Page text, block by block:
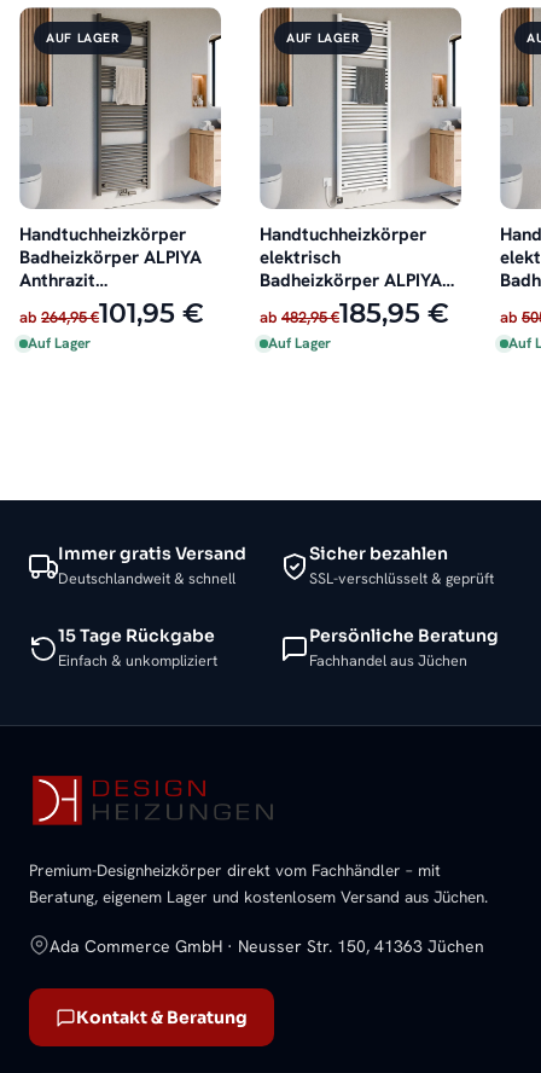
AUF LAGER
Handtuchheizkörper
Badheizkörper ALPIYA
Anthrazit
Mittelanschluss
ab 264,95 €101,95 €
Auf Lager
AUF LAGER
Handtuchheizkörper
elektrisch
Badheizkörper ALPIYA
Weiß inkl. Heizstab
ab 482,95 €185,95 €
Auf Lager
ab
Auf
Immer gratis Versand
Deutschlandweit & schnell
Sicher bezahlen
SSL-verschlüsselt & geprüft
15 Tage Rückgabe
Einfach & unkompliziert
Persönliche Beratung
Fachhandel aus Jüchen
Premium-Designheizkörper direkt vom Fachhändler – mit
Beratung, eigenem Lager und kostenlosem Versand aus Jüchen.
Ada Commerce GmbH · Neusser Str. 150, 41363 Jüchen
Kontakt & Beratung